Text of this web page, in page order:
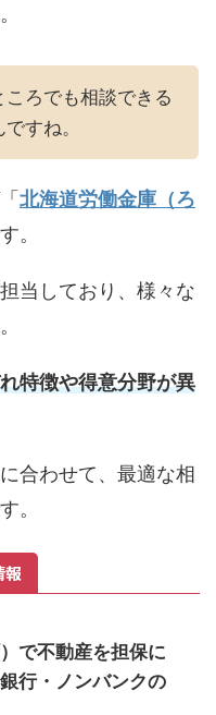
ろでも相談できる
すね。
北海道労働金庫（ろ
。
当しており、様々な
特徴や得意分野が異
合わせて、最適な相
。
報
で不動産を担保に
行・ノンバンクの